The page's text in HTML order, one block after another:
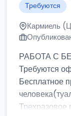
Требуются
Кармиель
РАБОТА С
Требуются
Бесплатное
Трехразовое